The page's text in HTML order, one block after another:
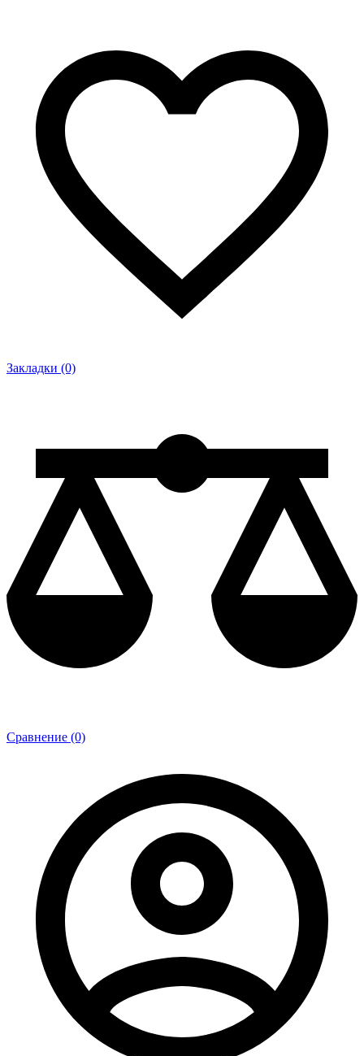
Закладки (0)
Сравнение (0)